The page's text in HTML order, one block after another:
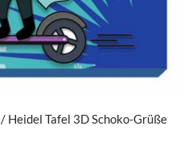
/ Heidel Tafel 3D Schoko-Grüße